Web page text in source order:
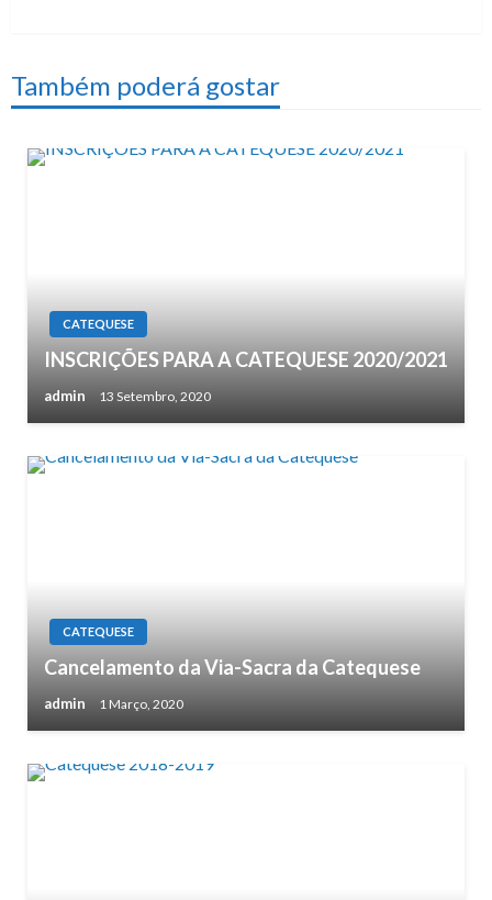
Também poderá gostar
CATEQUESE
INSCRIÇÕES PARA A CATEQUESE 2020/2021
admin 13 Setembro, 2020
CATEQUESE
Cancelamento da Via-Sacra da Catequese
admin 1 Março, 2020